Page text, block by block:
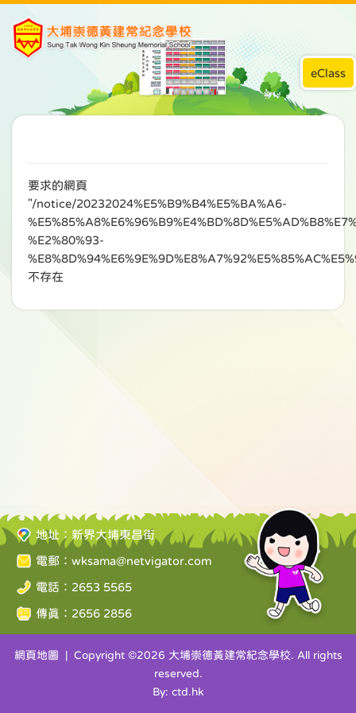
eClass
要求的網頁
"/notice/20232024%E5%B9%B4%E5%BA%A6-
%E2%80%93-
不存在
地址：新界大埔東昌街
電郵： wksama@netvigator.com
電話：2653 5565
傳真：2656 2856
網頁地圖 | Copyright ©2026 大埔崇德黃建常紀念學校. All rights
reserved.
By: ctd.hk